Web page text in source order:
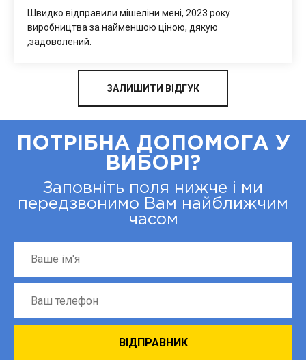
Швидко відправили мішеліни мені, 2023 року
виробництва за найменшою ціною, дякую
,задоволений.
ЗАЛИШИТИ ВІДГУК
ПОТРІБНА ДОПОМОГА У
ВИБОРІ?
Заповніть поля нижче і ми
передзвонимо Вам найближчим
часом